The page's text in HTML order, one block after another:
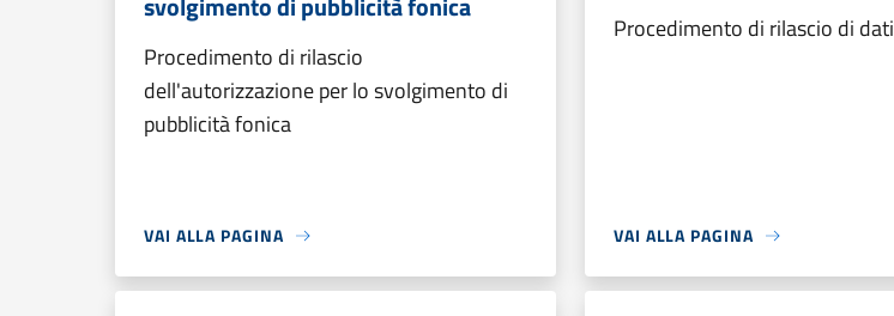
Procedimento di rilascio
dell'autorizzazione per lo svolgimento di
pubblicità fonica
VAI ALLA PAGINA
Procedimento di rilascio di dati
VAI ALLA PAGINA